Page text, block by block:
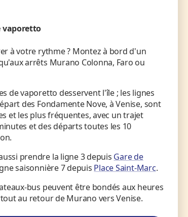
vaporetto
à votre rythme ? Montez à bord d'un
arrêts Murano Colonna, Faro ou
de vaporetto desservent l'île ; les lignes
des Fondamente Nove, à Venise, sont
et les plus fréquentes, avec un trajet
et des départs toutes les 10
prendre la ligne 3 depuis Gare de
saisonnière 7 depuis Place Saint-Marc.
bus peuvent être bondés aux heures
au retour de Murano vers Venise.